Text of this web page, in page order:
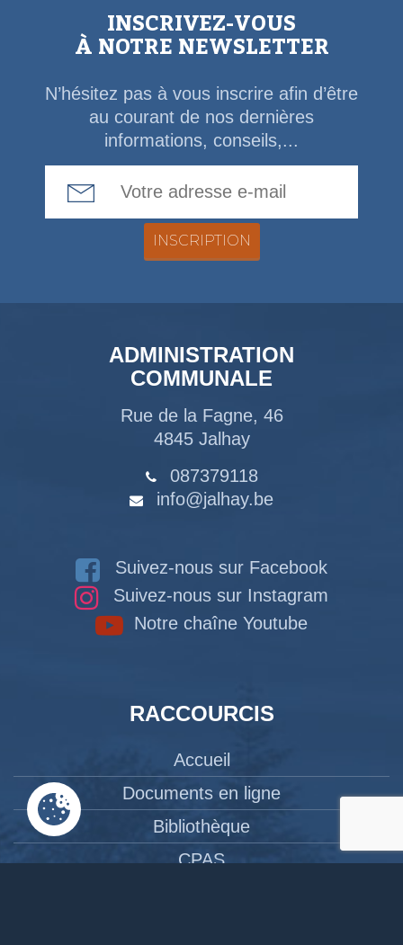
INSCRIVEZ-VOUS
À NOTRE NEWSLETTER
N’hésitez pas à vous inscrire afin d’être
au courant de nos dernières
informations, conseils,...
ADMINISTRATION
COMMUNALE
Rue de la Fagne, 46
4845 Jalhay
087379118
info@jalhay.be
Suivez-nous sur Facebook
Suivez-nous sur Instagram
Notre chaîne Youtube
RACCOURCIS
Accueil
Documents en ligne
Bibliothèque
CPAS